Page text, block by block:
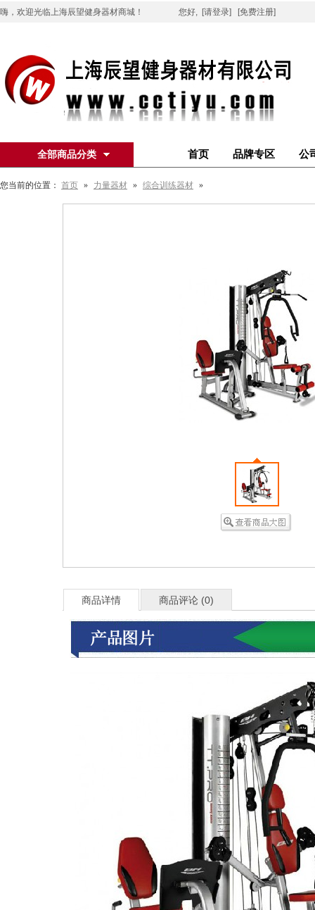
嗨，欢迎光临上海辰望健身器材商城！ 您好, [请登录] [免费注册]
全部商品分类 首页 品牌专区 公
您当前的位置： 首页 » 力量器材 » 综合训练器材 »
商品详情 商品评论 (0)